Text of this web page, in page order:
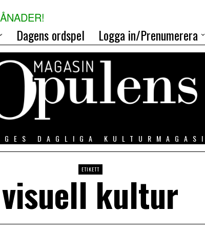
Dagens ordspel Logga in/Prenumerera
DAGLIGA
ETIKETT
visuell kultur